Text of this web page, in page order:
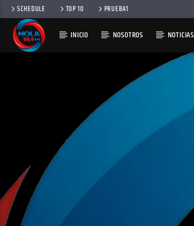
SCHEDULE TOP 10 PRUEBA1
INICIO NOSOTROS NOTICIAS